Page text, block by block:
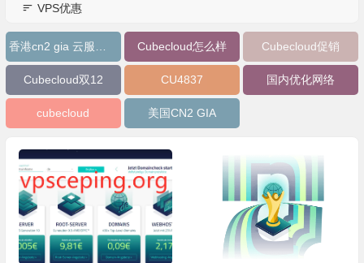
VPS优惠
Cubecloud怎么样 Cubecloud促销
Cubecloud双12 CU4837 国内优化网络
cubecloud 美国CN2 GIA